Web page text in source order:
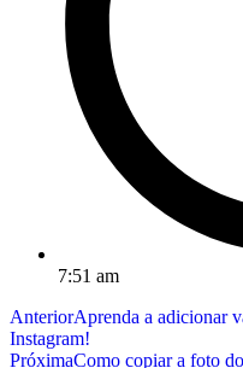
7:51 am
AnteriorAprenda a adicionar
Instagram!
PróximaComo copiar a foto